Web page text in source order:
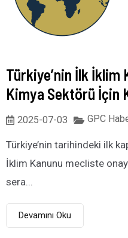
Türkiye’nin İlk İklim
Kimya Sektörü İçin
2025-07-03 GPC
Türkiye’nin tarihindeki ilk
İklim Kanunu mecliste
sera...
Devamını Oku